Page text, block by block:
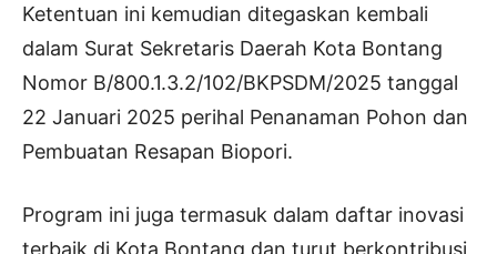
Ketentuan ini kemudian ditegaskan kembali
dalam Surat Sekretaris Daerah Kota Bontang
Nomor B/800.1.3.2/102/BKPSDM/2025 tanggal
22 Januari 2025 perihal Penanaman Pohon dan
Pembuatan Resapan Biopori.
Program ini juga termasuk dalam daftar inovasi